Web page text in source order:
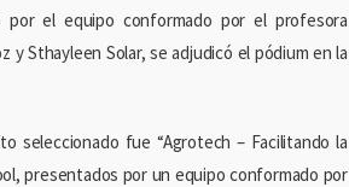
por el equipo conformado por el profesora
y Sthayleen Solar, se adjudicó el pódium en la
seleccionado fue “Agrotech – Facilitando la
presentados por un equipo conformado por